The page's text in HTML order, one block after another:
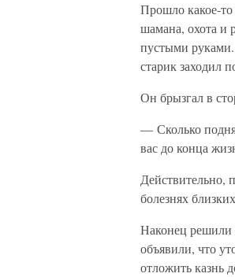
Прошло какое-то
шамана, охота и
пустыми руками.
старик заходил
Он брызгал в
— Сколько
вас до конца
Действительно,
болезнях
Наконец решили
объявили, что
отложить казнь